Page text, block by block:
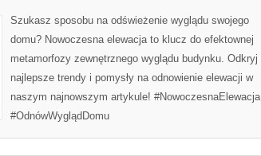
ODNOWIĆ
WYGLĄD
Szukasz sposobu na odświeżenie wyglądu swojego
domu? Nowoczesna elewacja to klucz do efektownej
metamorfozy zewnętrznego wyglądu budynku. Odkryj
najlepsze trendy i pomysły na odnowienie elewacji w
naszym najnowszym artykule! #NowoczesnaElewacja
#OdnówWyglądDomu